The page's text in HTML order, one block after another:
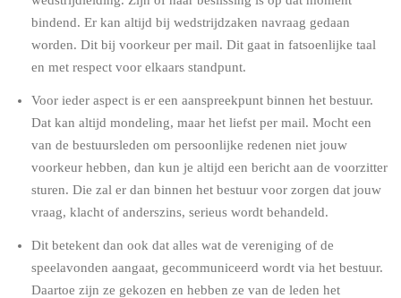
bindend. Er kan altijd bij wedstrijdzaken navraag gedaan
worden. Dit bij voorkeur per mail. Dit gaat in fatsoenlijke taal
en met respect voor elkaars standpunt.
Voor ieder aspect is er een aanspreekpunt binnen het bestuur.
Dat kan altijd mondeling, maar het liefst per mail. Mocht een
van de bestuursleden om persoonlijke redenen niet jouw
voorkeur hebben, dan kun je altijd een bericht aan de voorzitter
sturen. Die zal er dan binnen het bestuur voor zorgen dat jouw
vraag, klacht of anderszins, serieus wordt behandeld.
Dit betekent dan ook dat alles wat de vereniging of de
speelavonden aangaat, gecommuniceerd wordt via het bestuur.
Daartoe zijn ze gekozen en hebben ze van de leden het